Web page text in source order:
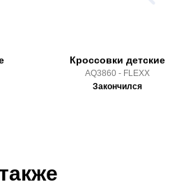
Кроссовки детские
AQ3860 - FLEXX
Закончился